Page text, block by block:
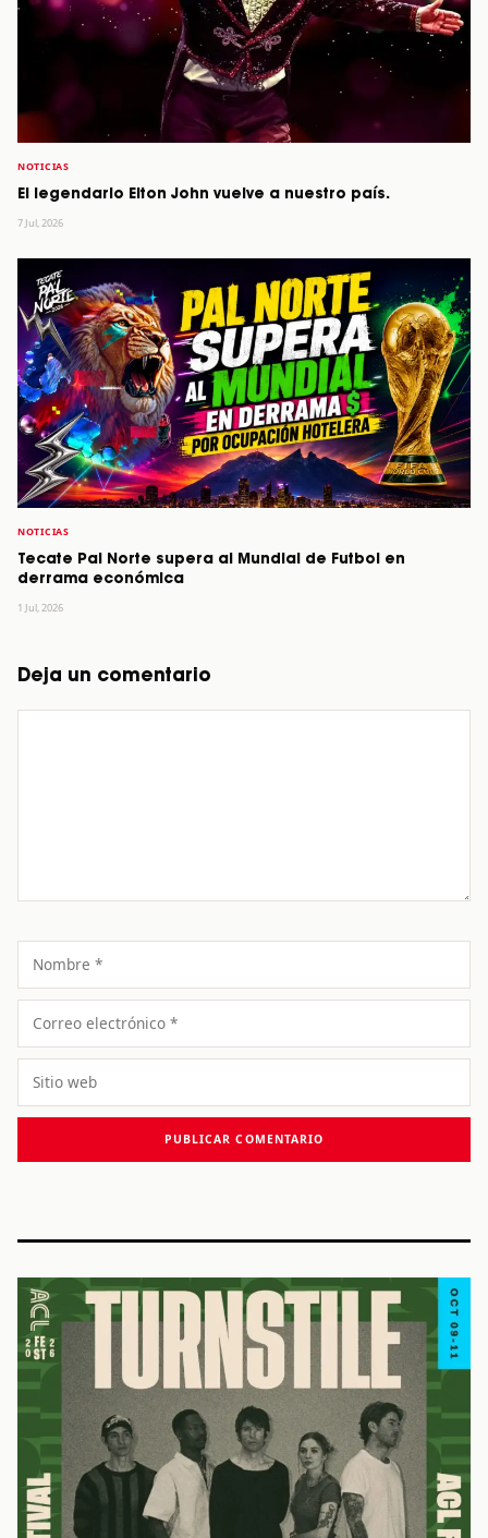
NOTICIAS
El legendario Elton John vuelve a nuestro país.
7 Jul, 2026
NOTICIAS
Tecate Pal Norte supera al Mundial de Futbol en
derrama económica
1 Jul, 2026
Deja un comentario
Nombre
Correo
electrónico
Sitio
web